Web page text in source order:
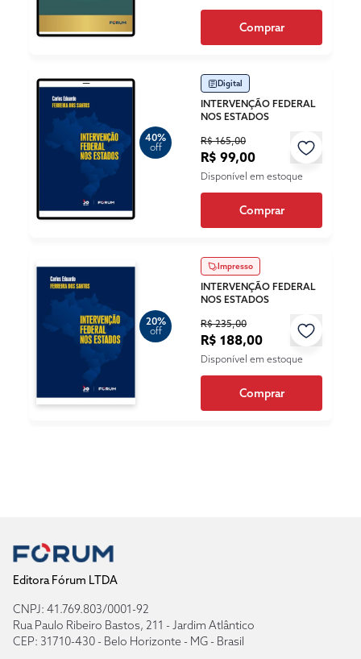
Comprar
40%
off
Digital
INTERVENÇÃO FEDERAL
NOS ESTADOS
R$ 165,00
R$ 99,00
Disponível em estoque
Comprar
20%
off
Impresso
INTERVENÇÃO FEDERAL
NOS ESTADOS
R$ 235,00
R$ 188,00
Disponível em estoque
Comprar
Editora Fórum LTDA
CNPJ: 41.769.803/0001-92
Rua Paulo Ribeiro Bastos, 211 - Jardim Atlântico
CEP: 31710-430 - Belo Horizonte - MG - Brasil